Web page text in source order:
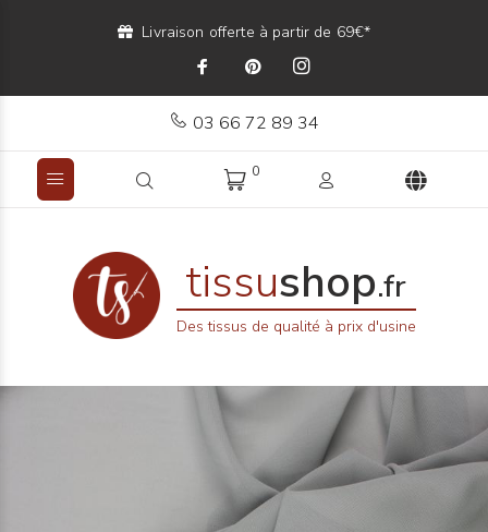
Livraison offerte à partir de 69€*
03 66 72 89 34
0
tissushop.fr
Des tissus de qualité à prix d'usine